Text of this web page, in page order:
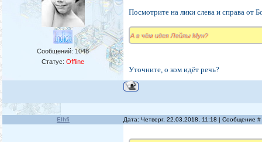
Сообщений: 1048
Статус:Offline
Посмотрите на лики слева и справа
А в чём идея Лейлы Мун?
Уточните, о ком идёт речь?
Elhfi Дата: Четверг, 22.03.2018, 11:18 | Сообщение